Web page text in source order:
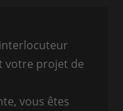
votre projet de
vous êtes